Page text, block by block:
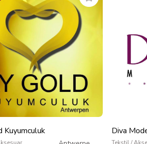
Kuyumculuk Diva